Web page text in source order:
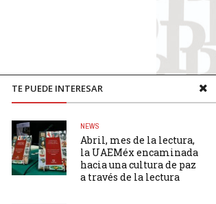
TE PUEDE INTERESAR
NEWS
Abril, mes de la lectura,
la UAEMéx encaminada
hacia una cultura de paz
a través de la lectura